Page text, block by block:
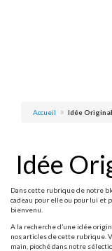
Accueil Idée
Idée
Dans cette rubrique de notre
cadeau pour elle ou pour lui et
bienvenu.
A la recherche d’une idée
nos articles de cette rubrique.
main, pioché dans notre